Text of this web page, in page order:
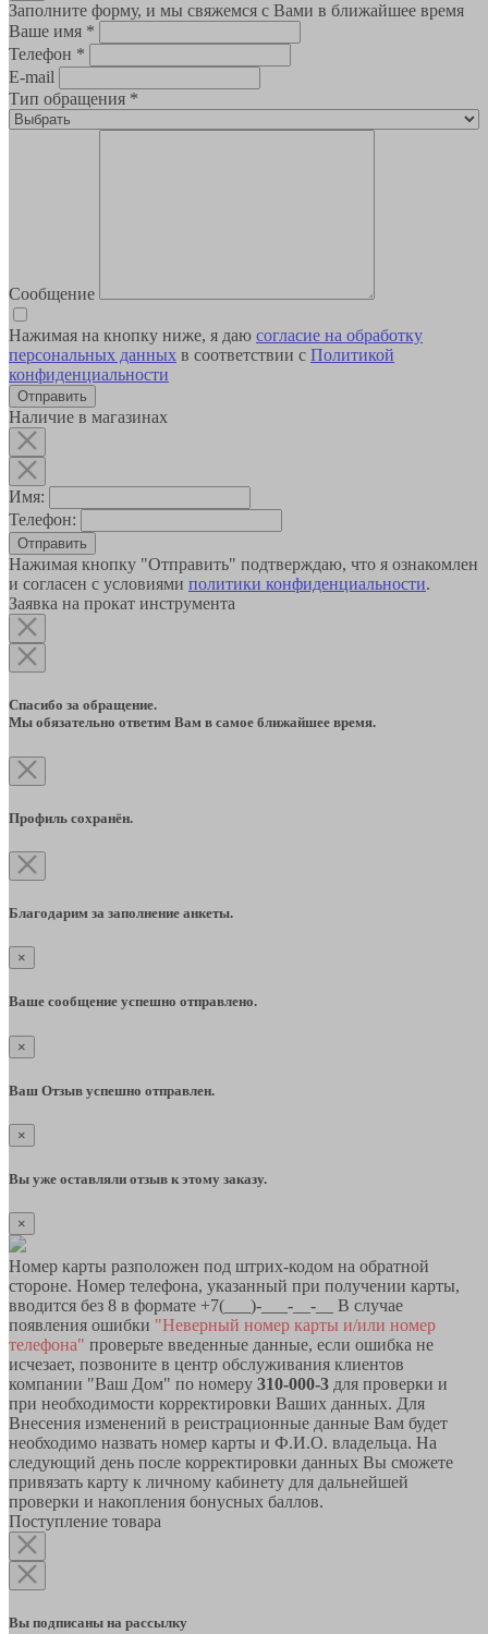
Заполните форму, и мы свяжемся с Вами в ближайшее время
Ваше имя *
Телефон *
E-mail
Тип обращения *
Сообщение
Нажимая на кнопку ниже, я даю согласие на обработку
персональных данных в соответствии с Политикой
конфиденциальности
Наличие в магазинах
Имя:
Телефон:
Отправить
Нажимая кнопку "Отправить" подтверждаю, что я ознакомлен
и согласен с условиями политики конфиденциальности.
Заявка на прокат инструмента
Спасибо за обращение.
Мы обязательно ответим Вам в самое ближайшее время.
Профиль сохранён.
Благодарим за заполнение анкеты.
×
Ваше сообщение успешно отправлено.
×
Ваш Отзыв успешно отправлен.
×
Вы уже оставляли отзыв к этому заказу.
×
Номер карты разположен под штрих-кодом на обратной
стороне. Номер телефона, указанный при получении карты,
вводится без 8 в формате +7(___)-___-__-__ В случае
появления ошибки "Неверный номер карты и/или номер
телефона" проверьте введенные данные, если ошибка не
исчезает, позвоните в центр обслуживания клиентов
компании "Ваш Дом" по номеру 310-000-3 для проверки и
при необходимости корректировки Ваших данных. Для
Внесения изменений в реистрационные данные Вам будет
необходимо назвать номер карты и Ф.И.О. владельца. На
следующий день после корректировки данных Вы сможете
привязать карту к личному кабинету для дальнейшей
проверки и накопления бонусных баллов.
Поступление товара
Вы подписаны на рассылку